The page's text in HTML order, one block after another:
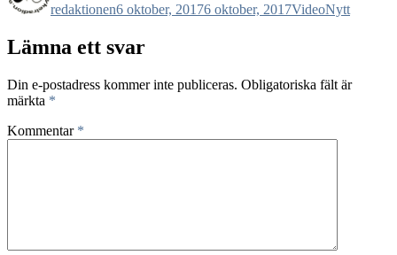
redaktionen6 oktober, 20176 oktober, 2017VideoNytt
Lämna ett svar
Din e-postadress kommer inte publiceras. Obligatoriska fält är
märkta *
Kommentar *